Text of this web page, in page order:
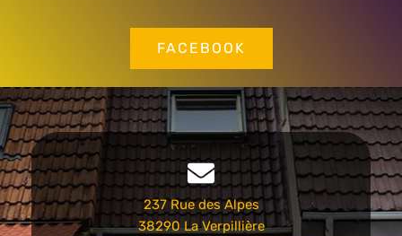
FACEBOOK
237 Rue des Alpes
38290 La Verpillière